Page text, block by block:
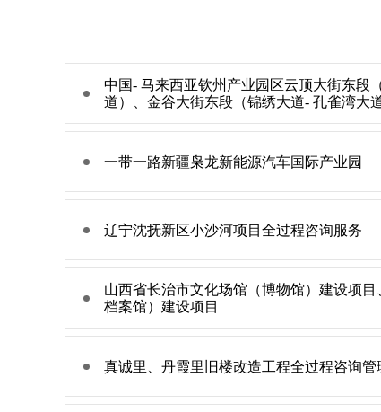
中国- 马来西亚钦州产业园区云顶大街东段
道）、金谷大街东段（锦绣大道- 孔雀湾大
一带一路新疆枭龙新能源汽车国际产业园
辽宁沈抚新区小沙河项目全过程咨询服务
山西省长治市文化场馆（博物馆）建设项目
档案馆）建设项目
真诚里、丹霞里旧楼改造工程全过程咨询管